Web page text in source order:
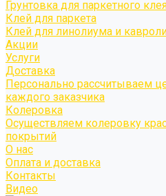
Грунтовка для паркетного
Клей для паркета
Клей для линолиума и
Акции
Услуги
Доставка
Персонально рассчитываем
каждого заказчика
Колеровка
Осуществляем колеровку
покрытий
О нас
Оплата и доставка
Контакты
Видео